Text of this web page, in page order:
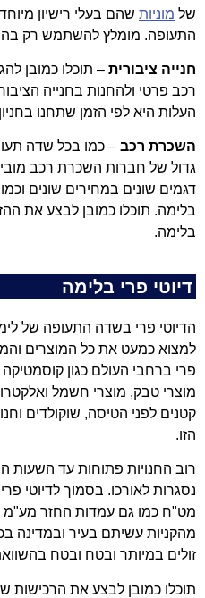
של מוניות שהם בעלי רישיון
התעופה. מומלץ להשתמש רק
חנייה ציבורית – תוכלו כמובן
רכב פרטי ולהחנות בחנייה
העלות היא לפי הזמן שתחנו בחניון והוא נע
השכרת רכב – כמו בכל שדה
גדול של חברות השכרת רכב
דגמים שונים במחירים שונים
בלימה. תוכלו כמובן לבצע את
בלימה.
דיוטי פרי בלימה
הדיוטי פרי בשדה התעופה של
למצוא כמעט את כל המוצרים
פרי ברחבי העולם כגון
מוצרי טבק, מוצרי חשמל
קטנים לפני הטיסה, שוקולדים
הזו.
רוב החנויות פתוחות עד
נסגרות לאורכו. בסמוך לדיוטי
מט"ח כמו גם עמדות החזר
מהקניות עשיתם בעיר ובמדינה
זולים במיותר ובטח ובטח
תוכלו כמובן לבצע את הרכישות